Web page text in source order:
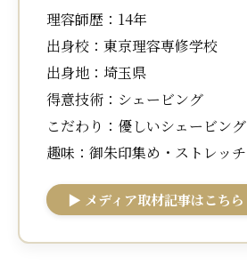
理容師歴：14年
出身校：東京理容専修学校
出身地：埼玉県
得意技術：シェービング
こだわり：優しいシェービング
趣味：御朱印集め・ストレッチ
▶ メディア取材記事はこちら